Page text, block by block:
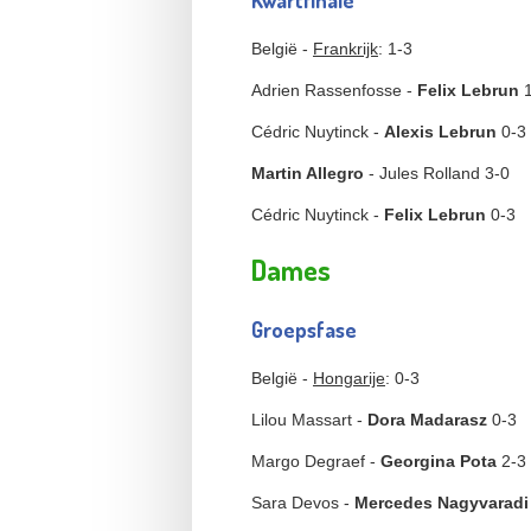
België - Frankrijk: 1-3
Adrien Rassenfosse - Felix Lebrun
Cédric Nuytinck - Alexis Lebrun 0-3
Martin Allegro - Jules Rolland 3-0
Cédric Nuytinck - Felix Lebrun 0-3
Dames
Groepsfase
België - Hongarije: 0-3
Lilou Massart - Dora Madarasz 0-3
Margo Degraef - Georgina Pota 2-3
Sara Devos - Mercedes Nagyvaradi